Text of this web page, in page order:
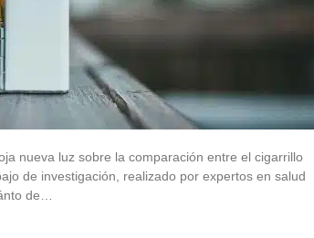
nueva luz sobre la comparación entre el cigarrillo
de investigación, realizado por expertos en salud
de…